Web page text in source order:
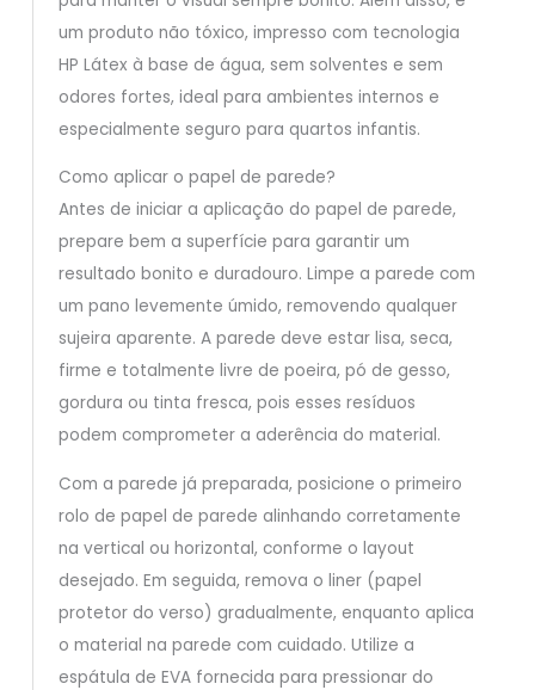
um produto não tóxico, impresso com tecnologia
HP Látex à base de água, sem solventes e sem
odores fortes, ideal para ambientes internos e
especialmente seguro para quartos infantis.
Como aplicar o papel de parede?
Antes de iniciar a aplicação do papel de parede,
prepare bem a superfície para garantir um
resultado bonito e duradouro. Limpe a parede com
um pano levemente úmido, removendo qualquer
sujeira aparente. A parede deve estar lisa, seca,
firme e totalmente livre de poeira, pó de gesso,
gordura ou tinta fresca, pois esses resíduos
podem comprometer a aderência do material.
Com a parede já preparada, posicione o primeiro
rolo de papel de parede alinhando corretamente
na vertical ou horizontal, conforme o layout
desejado. Em seguida, remova o liner (papel
protetor do verso) gradualmente, enquanto aplica
o material na parede com cuidado. Utilize a
espátula de EVA fornecida para pressionar do